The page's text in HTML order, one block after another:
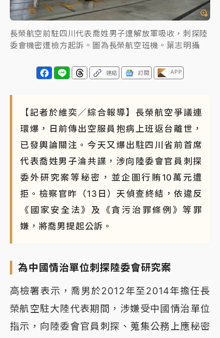
父親節泡湯了！中颱白海豚雨彈轟3天 「紅到發紫」降
雨熱區曝
長榮航空前駐四川代表喬姓男子遭解放軍吸收，刺探陸
委會機密遭檢方起訴。圖為長榮航空班機。葉志明攝
連結 訂閱 APP
【記者於維奕／綜合報導】長榮航空爭議連
環爆，日前傳出空服員抱病上班返台離世，
已發輿論關注。今天又爆出駐四川省前首席
代表喬姓男子淪共諜，涉向陸委會官員刺探
委外研究案等秘密，並企圖行賄10萬元遭
拒。檢察官昨（13日）天偵查終結，依違反
《國家安全法》及《貪污治罪條例》等罪
嫌，將喬男提起公訴。
為中國情治單位刺探陸委會研究案
高檢署表示，喬男於2012年至2014年擔任長
榮航空駐大陸代表期間，涉嫌受中國情治單位
指示，向陸委會官員刺探、蒐集公務上應秘密